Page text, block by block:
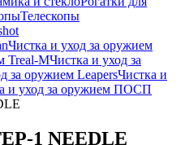
Телескопы
Чистка и уход за оружием
Treal-MЧистка и уход за
за оружием LeapersЧистка и
и уход за оружием ПОСП
1 NEEDLE